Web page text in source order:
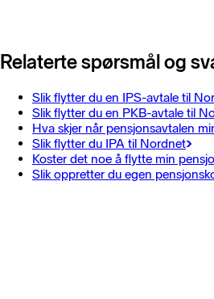
Relaterte spørsmål og
Slik flytter du en IPS-avtale til
Slik flytter du en PKB-avtale til
Hva skjer når pensjonsavtalen
Slik flytter du IPA til Nordnet
Koster det noe å flytte min
Slik oppretter du egen